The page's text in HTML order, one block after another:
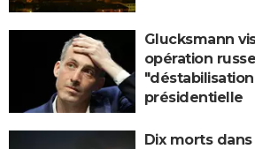
Glucksmann
opération
présidentielle
Dix morts